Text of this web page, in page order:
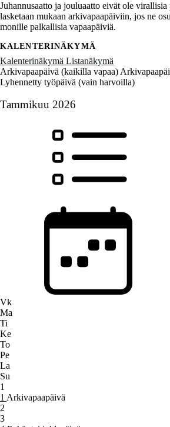
Juhannusaatto ja jouluaatto eivät ole
lasketaan mukaan arkivapaapäiviin, jos ne
monille palkallisia vapaapäiviä.
KALENTERINÄKYMÄ
Kalenterinäkymä Listanäkymä
Arkivapaapäivä (kaikilla vapaa)
Lyhennetty työpäivä (vain harvoilla)
Tammikuu 2026
Vk
Ma
Ti
Ke
To
Pe
La
Su
1
1 Arkivapaapäivä
2
3